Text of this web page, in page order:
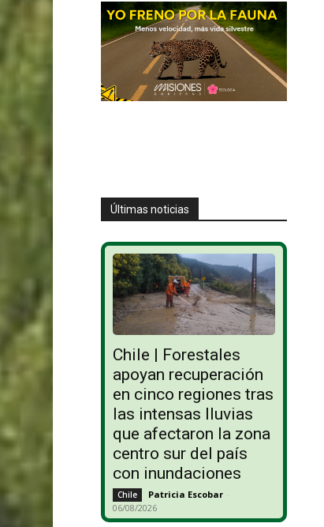
Últimas noticias
Chile | Forestales
apoyan recuperación
en cinco regiones tras
las intensas lluvias
que afectaron la zona
centro sur del país
con inundaciones
Chile Patricia Escobar -
06/08/2026